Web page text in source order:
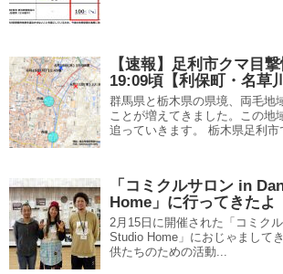
【速報】足利市クマ目
19:09頃【利保町・名草川
群馬県と栃木県の県境、両毛地
ことが増えてきました。この地
追っていきます。 栃木県足利市
「コミクルサロン in
Home」に行ってきたよ
2月15日に開催された「コミク
Studio Home」におじゃまして
供たちのための活動...